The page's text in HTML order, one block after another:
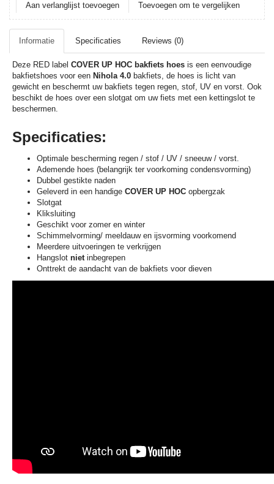
Aan verlanglijst toevoegen
Toevoegen om te vergelijken
Informatie Specificaties Reviews (0)
Deze RED label COVER UP HOC bakfiets hoes is een eenvoudige
bakfietshoes voor een Nihola 4.0 bakfiets, de hoes is licht van
gewicht en beschermt uw bakfiets tegen regen, stof, UV en vorst. Ook
beschikt de hoes over een slotgat om uw fiets met een kettingslot te
beschermen.
Specificaties:
Optimale bescherming regen / stof / UV / sneeuw / vorst.
Ademende hoes (belangrijk ter voorkoming condensvorming)
Dubbel gestikte naden
Geleverd in een handige COVER UP HOC opbergzak
Slotgat
Kliksluiting
Geschikt voor zomer en winter
Schimmelvorming/ meeldauw en ijsvorming voorkomend
Meerdere uitvoeringen te verkrijgen
Hangslot nietinbegrepen
Onttrekt de aandacht van de bakfiets voor dieven